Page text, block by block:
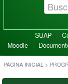
SUAP
Moodle
PÁGINA INICIAL >